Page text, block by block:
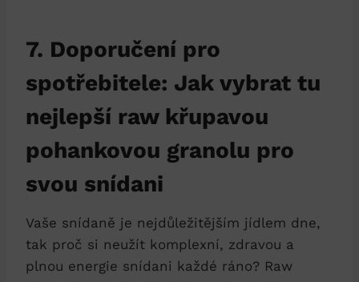
7. Doporučení pro
spotřebitele: Jak vybrat tu
nejlepší raw křupavou
pohankovou granolu pro
svou snídani
Vaše snídaně je nejdůležitějším jídlem dne,
tak proč si neužít komplexní, zdravou a
plnou energie snídani každé ráno? Raw